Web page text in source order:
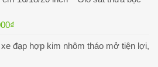
₫Giá
tại
đạp hợp kim nhôm tháo mở tiện lợi,